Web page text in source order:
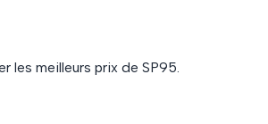
les meilleurs prix de SP95.